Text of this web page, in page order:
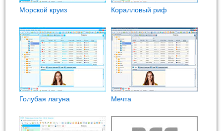
Морской круиз Коралловый риф
Голубая лагуна Мечта